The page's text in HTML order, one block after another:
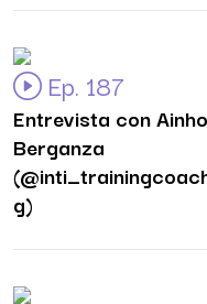
Ep. 187
Entrevista con
Berganza
g)